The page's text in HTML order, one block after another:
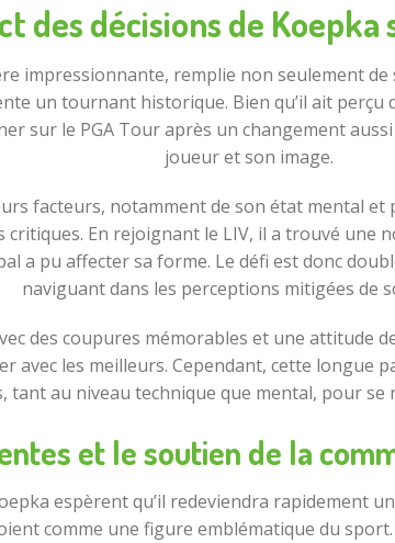
des décisions de
impressionnante, remplie non seulement
un tournant historique. Bien qu’il ait
sur le PGA Tour après un changement
joueur et son image.
facteurs, notamment de son état mental
En rejoignant le LIV, il a trouvé une
a pu affecter sa forme. Le défi est donc
naviguant dans les perceptions mitigées de
des coupures mémorables et une attitude
avec les meilleurs. Cependant, cette longue
au niveau technique que mental, pour
et le soutien de la
espèrent qu’il redeviendra rapidement
comme une figure emblématique du